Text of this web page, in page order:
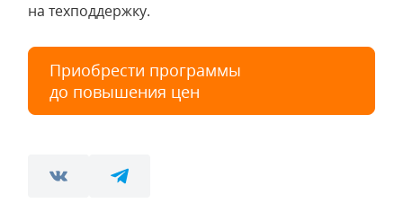
на техподдержку.
Приобрести программы
до повышения цен